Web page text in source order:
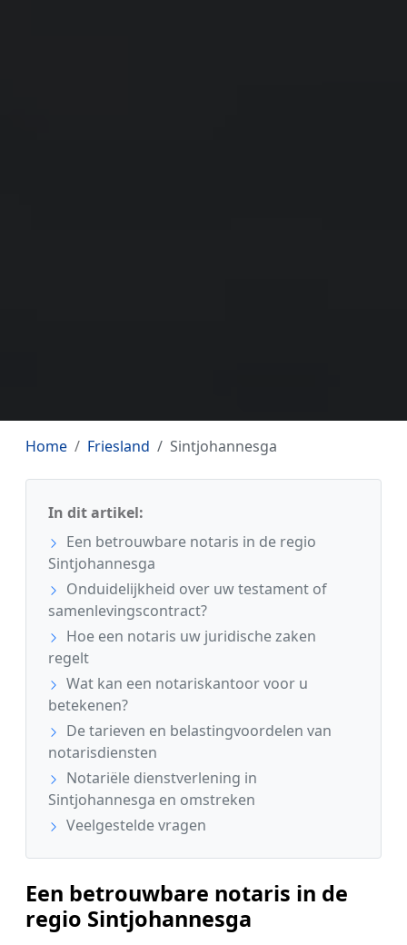
Home Friesland Sintjohannesga
In dit artikel:
Een betrouwbare notaris in de regio
Sintjohannesga
Onduidelijkheid over uw testament of
samenlevingscontract?
Hoe een notaris uw juridische zaken
regelt
Wat kan een notariskantoor voor u
betekenen?
De tarieven en belastingvoordelen van
notarisdiensten
Notariële dienstverlening in
Sintjohannesga en omstreken
Veelgestelde vragen
Een betrouwbare notaris in de
regio Sintjohannesga